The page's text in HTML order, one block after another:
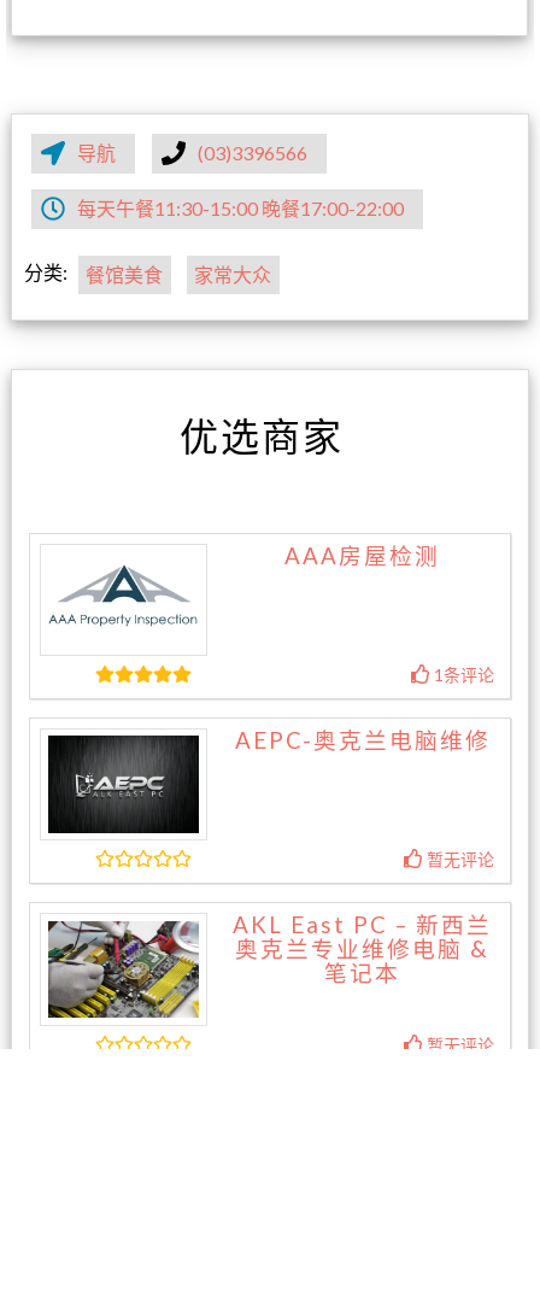
导航 (03)3396566
每天午餐11:30-15:00 晚餐17:00-22:00
分类: 餐馆美食 家常大众
优选商家
AAA房屋检测
1条评论
AEPC-奥克兰电脑维修
暂无评论
AKL East PC – 新西兰
奥克兰专业维修电脑 &
笔记本
暂无评论